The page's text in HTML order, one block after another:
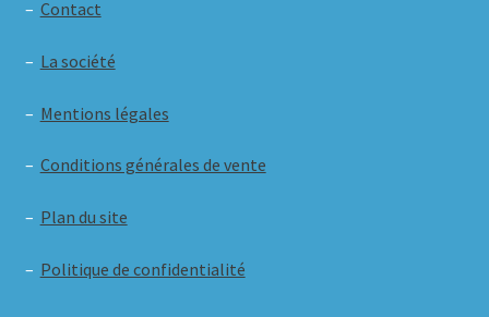
– Contact
– La société
– Mentions légales
– Conditions générales de vente
– Plan du site
– Politique de confidentialité